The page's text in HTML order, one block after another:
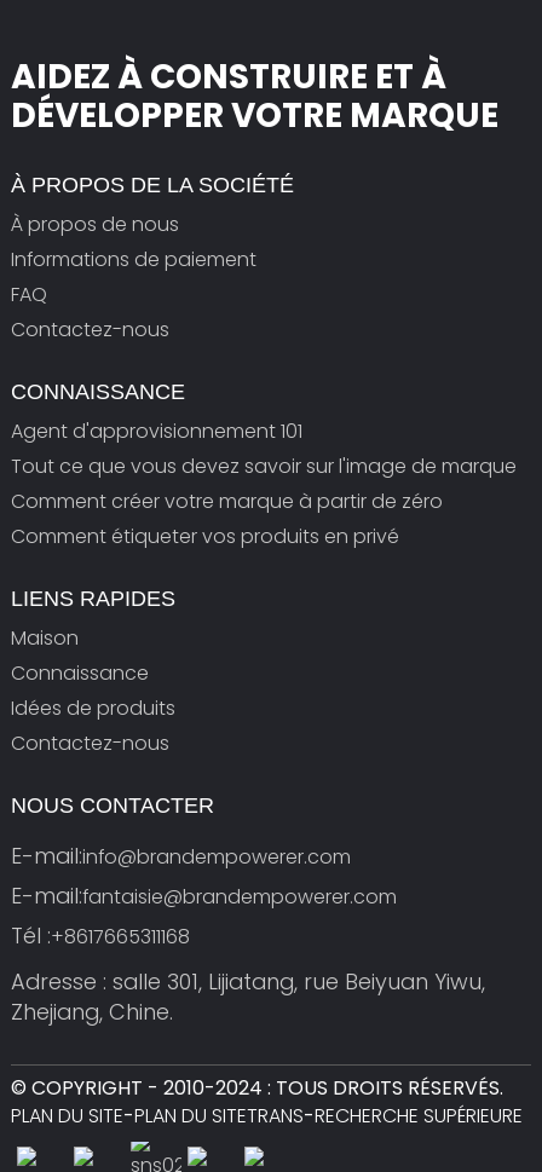
AIDEZ À CONSTRUIRE ET À
DÉVELOPPER VOTRE MARQUE
À PROPOS DE LA SOCIÉTÉ
À propos de nous
Informations de paiement
FAQ
Contactez-nous
CONNAISSANCE
Agent d'approvisionnement 101
Tout ce que vous devez savoir sur l'image de marque
Comment créer votre marque à partir de zéro
Comment étiqueter vos produits en privé
LIENS RAPIDES
Maison
Connaissance
Idées de produits
Contactez-nous
NOUS CONTACTER
E-mail:info@brandempowerer.com
E-mail:fantaisie@brandempowerer.com
Tél :+8617665311168
Adresse : salle 301, Lijiatang, rue Beiyuan Yiwu,
Zhejiang, Chine.
© COPYRIGHT - 2010-2024 : TOUS DROITS RÉSERVÉS.
PLAN DU SITE-PLAN DU SITETRANS-RECHERCHE SUPÉRIEURE